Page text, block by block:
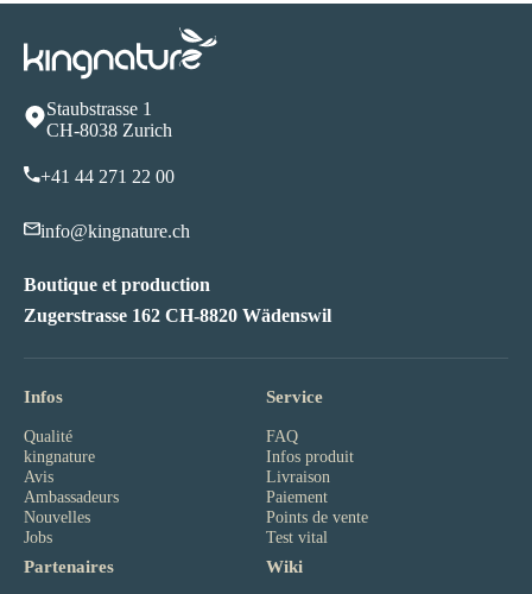
Staubstrasse 1
CH-8038 Zurich
+41 44 271 22 00
info@kingnature.ch
Boutique et production
Zugerstrasse 162 CH-8820 Wädenswil
Infos
Qualité
kingnature
Avis
Ambassadeurs
Nouvelles
Jobs
Service
FAQ
Infos produit
Livraison
Paiement
Points de vente
Test vital
Partenaires
Wiki